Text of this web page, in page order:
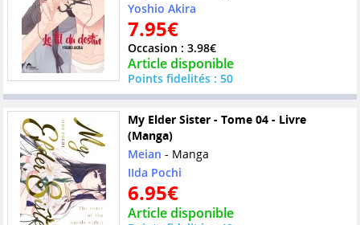
Yoshio Akira
7.95€
Occasion : 3.98€
Article disponible
Points fidelités : 50
My Elder Sister - Tome 04 - Livre
(Manga)
Meian - Manga
IIda Pochi
6.95€
Article disponible